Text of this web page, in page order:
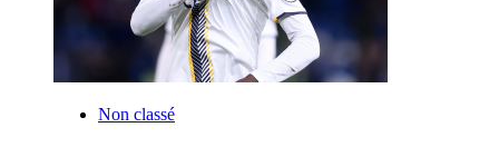
Non classé